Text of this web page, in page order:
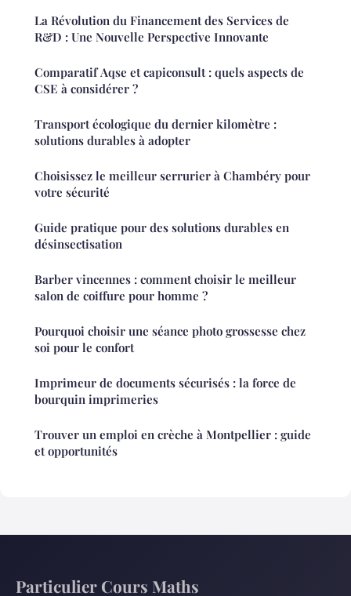
La Révolution du Financement des Services de
R&D : Une Nouvelle Perspective Innovante
Comparatif Aqse et capiconsult : quels aspects de
CSE à considérer ?
Transport écologique du dernier kilomètre :
solutions durables à adopter
Choisissez le meilleur serrurier à Chambéry pour
votre sécurité
Guide pratique pour des solutions durables en
désinsectisation
Barber vincennes : comment choisir le meilleur
salon de coiffure pour homme ?
Pourquoi choisir une séance photo grossesse chez
soi pour le confort
Imprimeur de documents sécurisés : la force de
bourquin imprimeries
Trouver un emploi en crèche à Montpellier : guide
et opportunités
Particulier Cours Maths